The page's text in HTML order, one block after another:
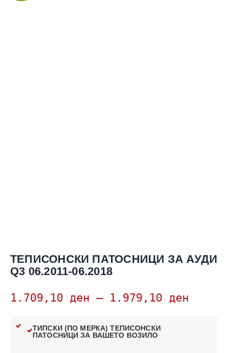
ТЕПИСОНСКИ ПАТОСНИЦИ ЗА АУДИ
Q3 06.2011-06.2018
1.709,10 ден – 1.979,10 ден
ТИПСКИ (ПО МЕРКА) ТЕПИСОНСКИ
ПАТОСНИЦИ ЗА ВАШЕТО ВОЗИЛО